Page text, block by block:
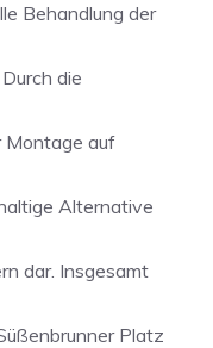
Behandlung der
die
Montage auf
Alternative
dar. Insgesamt
Platz